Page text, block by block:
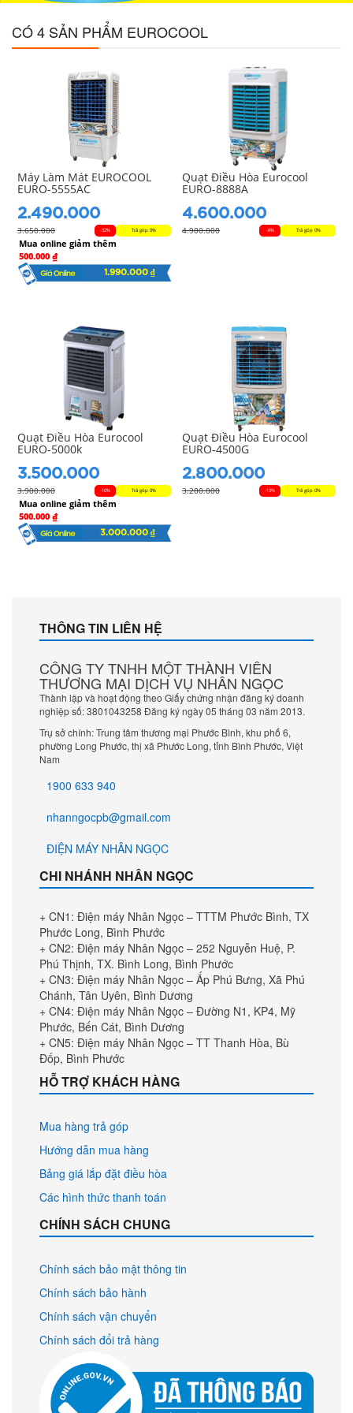
CÓ 4 SẢN PHẨM EUROCOOL
Máy Làm Mát EUROCOOL
EURO-5555AC
2.490.000
3.650.000 -32% Trả góp 0%
Mua online giảm thêm
500.000 ₫
1.990.000 ₫
Quạt Điều Hòa Eurocool
EURO-8888A
4.600.000
4.900.000 -6% Trả góp 0%
Quạt Điều Hòa Eurocool
EURO-5000k
3.500.000
3.900.000 -10% Trả góp 0%
Mua online giảm thêm
500.000 ₫
3.000.000 ₫
Quạt Điều Hòa Eurocool
EURO-4500G
2.800.000
3.200.000 -13% Trả góp 0%
THÔNG TIN LIÊN HỆ
CÔNG TY TNHH MỘT THÀNH VIÊN
THƯƠNG MẠI DỊCH VỤ NHÂN NGỌC
Thành lập và hoạt động theo Giấy chứng nhận đăng ký doanh
nghiệp số: 3801043258 Đăng ký ngày 05 tháng 03 năm 2013.
Trụ sở chính: Trung tâm thương mại Phước Bình, khu phố 6,
phường Long Phước, thị xã Phước Long, tỉnh Bình Phước, Việt
Nam
1900 633 940
nhanngocpb@gmail.com
ĐIỆN MÁY NHÂN NGỌC
CHI NHÁNH NHÂN NGỌC
+ CN1: Điện máy Nhân Ngọc – TTTM Phước Bình, TX
Phước Long, Bình Phước
+ CN2: Điện máy Nhân Ngọc – 252 Nguyễn Huệ, P.
Phú Thịnh, TX. Bình Long, Bình Phước
+ CN3: Điện máy Nhân Ngọc – Ấp Phú Bưng, Xã Phú
Chánh, Tân Uyên, Bình Dương
+ CN4: Điện máy Nhân Ngọc – Đường N1, KP4, Mỹ
Phước, Bến Cát, Bình Dương
+ CN5: Điện máy Nhân Ngọc – TT Thanh Hòa, Bù
Đốp, Bình Phước
HỖ TRỢ KHÁCH HÀNG
Mua hàng trả góp
Hướng dẫn mua hàng
Bảng giá lắp đặt điều hòa
Các hình thức thanh toán
CHÍNH SÁCH CHUNG
Chính sách bảo mật thông tin
Chính sách bảo hành
Chính sách vận chuyển
Chính sách đổi trả hàng